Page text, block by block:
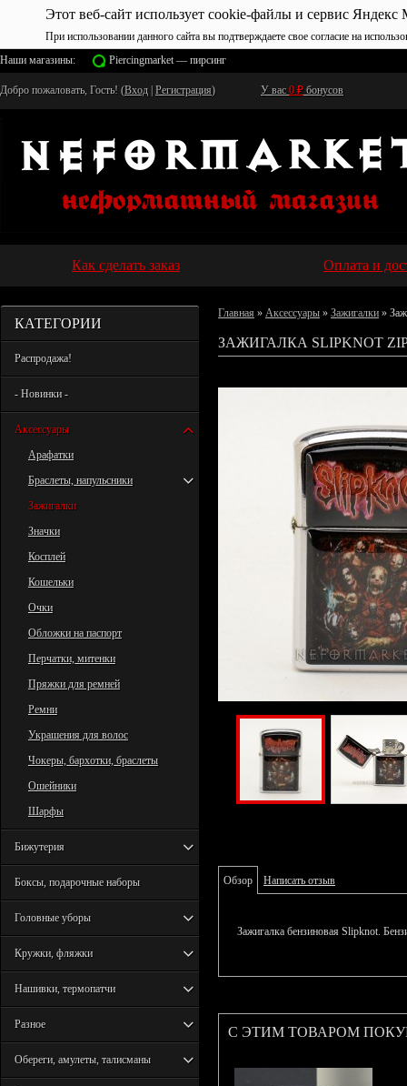
Этот веб-сайт использует cookie-файлы и сервис Яндекс
При использовании данного сайта вы подтверждаете свое согласие на
Наши магазины:
Piercingmarket — пирсинг
Добро пожаловать, Гость! (Вход Регистрация) У вас 0 ₽ бонусов
Как сделать заказ Оплата и
КАТЕГОРИИ
Распродажа!
- Новинки -
Аксессуары
Арафатки
Браслеты, напульсники
Зажигалки
Значки
Косплей
Кошельки
Очки
Обложки на паспорт
Перчатки, митенки
Пряжки для ремней
Ремни
Украшения для волос
Чокеры, бархотки, браслеты
Ошейники
Шарфы
Бижутерия
Боксы, подарочные наборы
Головные уборы
Кружки, фляжки
Нашивки, термопатчи
Разное
Обереги, амулеты, талисманы
Главная » Аксессуары » Зажигалки »
ЗАЖИГАЛКА SLIPKNOT
Обзор Написать отзыв
Зажигалка бензиновая Slipknot.
С ЭТИМ ТОВАРОМ